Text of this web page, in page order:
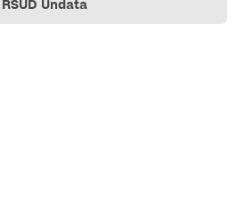
Undata